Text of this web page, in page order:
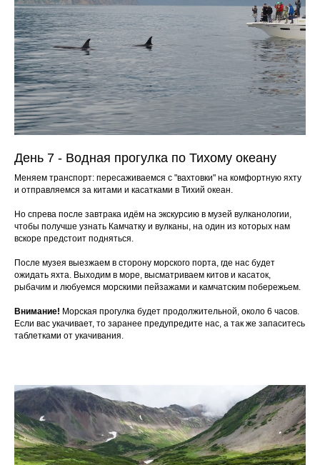
День 7 - Водная прогулка по Тихому океану
Меняем транспорт: пересаживаемся с "вахтовки" на комфортную яхту
и отправляемся за китами и касатками в Тихий океан.
Но спрева после завтрака идём на экскурсию в музей вулканологии,
чтобы получше узнать Камчатку и вулканы, на один из которых нам
вскоре предстоит подняться.
После музея выезжаем в сторону морского порта, где нас будет
ожидать яхта. Выходим в море, высматриваем китов и касаток,
рыбачим и любуемся морскими пейзажами и камчатским побережьем.
Внимание! Морская прогулка будет продолжительной, около 6 часов.
Если вас укачивает, то заранее предупредите нас, а так же запаситесь
таблетками от укачивания.